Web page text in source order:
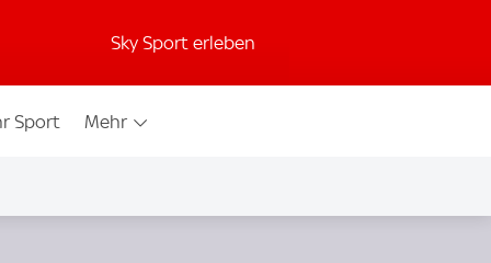
Sky Sport erleben
Sport Mehr